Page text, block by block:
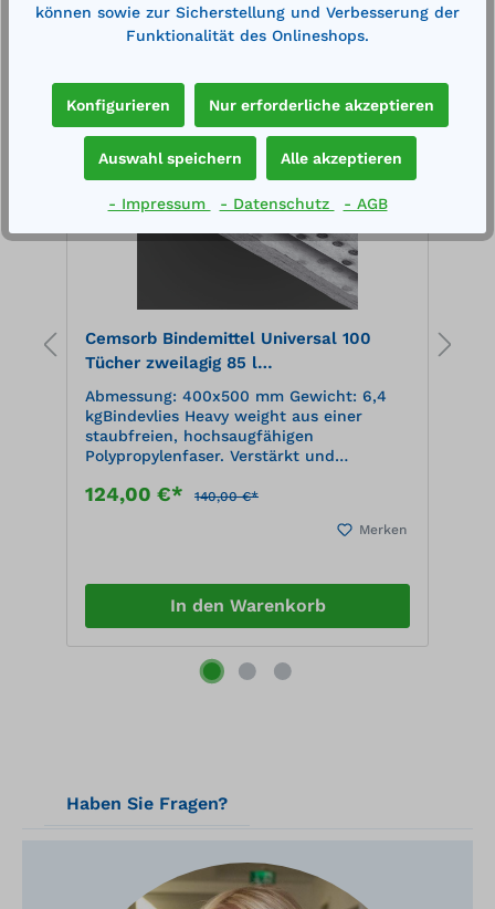
Produktgalerie überspringen
Zubehör
%
Cemsorb Bindemittel Universal 100
Tücher zweilagig 85 l
Aufnahmekapazität, im Spenderkarton,
grau
Abmessung: 400x500 mm Gewicht: 6,4
kgBindevlies Heavy weight aus einer
staubfreien, hochsaugfähigen
Polypropylenfaser. Verstärkt und
in der Breite. Nimmt alle Flüssigkeiten
124,00 €* 140,00 €*
Merken
In den Warenkorb
Haben Sie Fragen?
können sowie zur Sicherstellung und Verbesserung der
Funktionalität des Onlineshops.
Konfigurieren Nur erforderliche akzeptieren
Auswahl speichern Alle akzeptieren
- Impressum - Datenschutz - AGB